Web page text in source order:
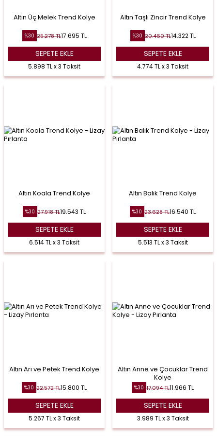
Altın Üç Melek Trend Kolye
%30 25.278TL17.695 TL
SEPETE EKLE
5.898 TL x 3 Taksit
Altın Taşlı Zincir Trend Kolye
%30 20.460TL14.322TL
SEPETE EKLE
4.774 TL x 3 Taksit
Altın Koala Trend Kolye
%30 27.918TL19.543 TL
SEPETE EKLE
6.514 TL x 3 Taksit
Altın Balık Trend Kolye
%30 23.628TL16.540 TL
SEPETE EKLE
5.513 TL x 3 Taksit
Altın Arı ve Petek Trend Kolye
%30 22.572TL15.800 TL
SEPETE EKLE
5.267 TL x 3 Taksit
Altın Anne ve Çocuklar Trend
Kolye
%30 17.094TL11.966 TL
SEPETE EKLE
3.989 TL x 3 Taksit